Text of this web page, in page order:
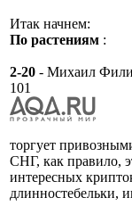
Итак начнем:
По растениям :
2-20 - Михаил
101
торгует
СНГ, как правило,
интересных
длинностебельки,